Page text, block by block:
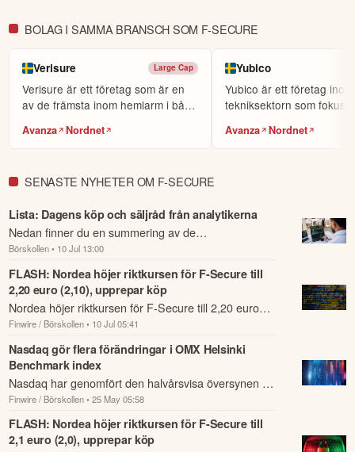
BOLAG I SAMMA BRANSCH SOM F-SECURE
Verisure Large Cap
Verisure är ett företag som är en
av de främsta inom hemlarm i både
Avanza Nordnet
Yubico
Yubico är ett företag inom
tekniksektorn som
Avanza Nordnet
SENASTE NYHETER OM F-SECURE
Lista: Dagens köp och säljråd från analytikerna
Nedan finner du en summering av de
analysrekommendationer och riktkursförändringar
som har rapporterats om idag den 10 juli.
Börskollen • 10 Jul 13:00
FLASH: Nordea höjer riktkursen för F-Secure till
2,20 euro (2,10), upprepar köp
Nordea höjer riktkursen för F-Secure till 2,20 euro
(2,10), upprepar köp.
Finwire / Börskollen • 10 Jul 05:41
Nasdaq gör flera förändringar i OMX Helsinki
Benchmark index
Nasdaq har genomfört den halvårsvisa översynen av
OMX Helsinki Benchmark index.
Finwire / Börskollen • 25 May 05:58
FLASH: Nordea höjer riktkursen för F-Secure till
2,1 euro (2,0), upprepar köp